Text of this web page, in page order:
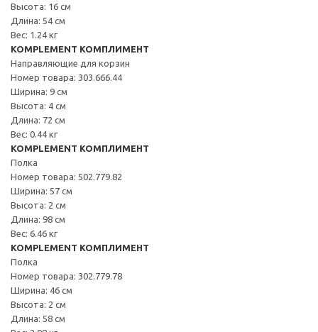
Высота: 16 см
Длина: 54 см
Вес: 1.24 кг
KOMPLEMENT КОМПЛИМЕНТ
Направляющие для корзин
Номер товара: 303.666.44
Ширина: 9 см
Высота: 4 см
Длина: 72 см
Вес: 0.44 кг
KOMPLEMENT КОМПЛИМЕНТ
Полка
Номер товара: 502.779.82
Ширина: 57 см
Высота: 2 см
Длина: 98 см
Вес: 6.46 кг
KOMPLEMENT КОМПЛИМЕНТ
Полка
Номер товара: 302.779.78
Ширина: 46 см
Высота: 2 см
Длина: 58 см